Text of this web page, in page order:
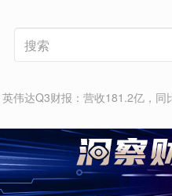
英伟达Q3财报：营收181.2亿，同